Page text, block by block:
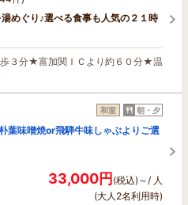
めぐり♪選べる食事も人気の２１時
歩３分★富加関ＩＣより約６０分★温
和室 朝・夕
葉味噌焼or飛騨牛味しゃぶよりご選
33,000円(税込)～/ 人
(大人2名利用時)